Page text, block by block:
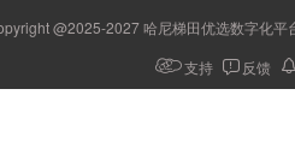
@2025-2027 哈尼梯田优选数字化平
支持
反馈